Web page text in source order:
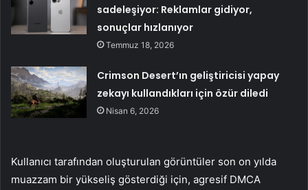
sadeleşiyor: Reklamlar gidiyor,
sonuçlar hızlanıyor
Temmuz 18, 2026
Crimson Desert’ın geliştiricisi yapay
zekayı kullandıkları için özür diledi
Nisan 6, 2026
Kullanıcı tarafından oluşturulan görüntüler son on yılda
muazzam bir yükseliş gösterdiği için, agresif DMCA